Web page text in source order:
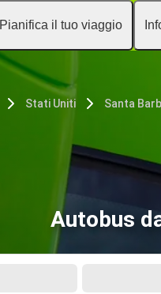
Pianifica il tuo viaggio
Stati Uniti Santa
Autobus